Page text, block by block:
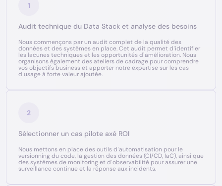
1
Audit technique du Data Stack et analyse des besoins
Nous commençons par un audit complet de la qualité des
données et des systèmes en place. Cet audit permet d’identifier
les lacunes techniques et les opportunités d’amélioration. Nous
organisons également des ateliers de cadrage pour comprendre
vos objectifs business et apporter notre expertise sur les cas
d’usage à forte valeur ajoutée.
2
Sélectionner un cas pilote axé ROI
Nous mettons en place des outils d’automatisation pour le
versionning du code, la gestion des données (CI/CD, IaC), ainsi que
des systèmes de monitoring et d’observabilité pour assurer une
surveillance continue et la réponse aux incidents.